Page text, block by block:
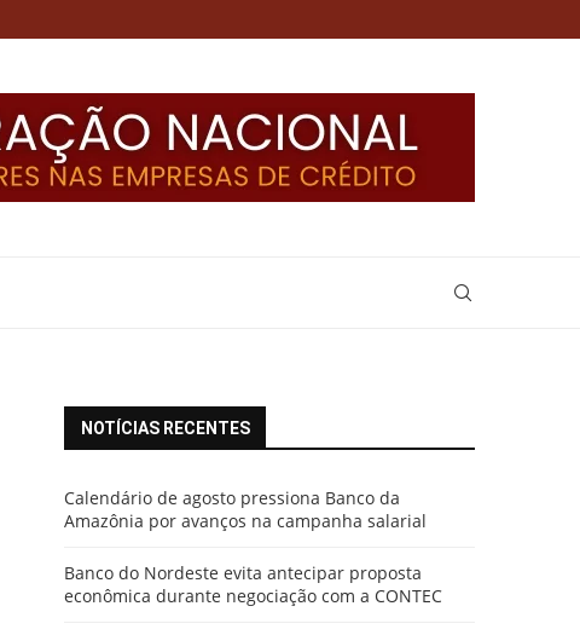
NOTÍCIAS RECENTES
Calendário de agosto pressiona Banco da
Amazônia por avanços na campanha salarial
Banco do Nordeste evita antecipar proposta
econômica durante negociação com a CONTEC